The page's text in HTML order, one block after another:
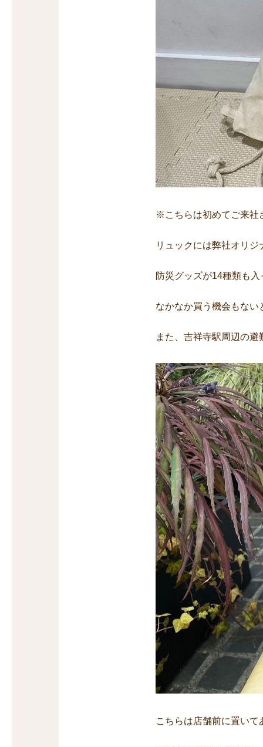
※こちらは初めてご来社
リュックには弊社オリ
防災グッズが14種類も
なかなか買う機会もな
また、吉祥寺駅周辺の
こちらは店舗前に置いて